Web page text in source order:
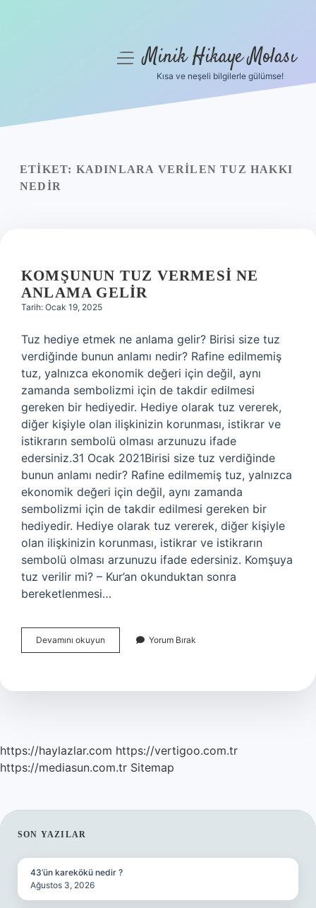
Yasal Uyarı
menüyüMinik Hikaye Molası
Kısa ve neşeli bilgilerle gülümse!
ETIKET: KADINLARA VERILEN TUZ HAKKI
NEDIR
KOMŞUNUN TUZ VERMESI NE
ANLAMA GELIR
Tarih: Ocak 19, 2025
Tuz hediye etmek ne anlama gelir? Birisi size tuz
verdiğinde bunun anlamı nedir? Rafine edilmemiş
tuz, yalnızca ekonomik değeri için değil, aynı
zamanda sembolizmi için de takdir edilmesi
gereken bir hediyedir. Hediye olarak tuz vererek,
diğer kişiyle olan ilişkinizin korunması, istikrar ve
istikrarın sembolü olması arzunuzu ifade
edersiniz.31 Ocak 2021Birisi size tuz verdiğinde
bunun anlamı nedir? Rafine edilmemiş tuz, yalnızca
ekonomik değeri için değil, aynı zamanda
sembolizmi için de takdir edilmesi gereken bir
hediyedir. Hediye olarak tuz vererek, diğer kişiyle
olan ilişkinizin korunması, istikrar ve istikrarın
sembolü olması arzunuzu ifade edersiniz. Komşuya
tuz verilir mi? – Kur’an okunduktan sonra
bereketlenmesi…
Devamını okuyun Komşunun
Tuz
Anlama
Yorum Bırak
https://haylazlar.com https://vertigoo.com.tr
https://mediasun.com.tr Sitemap
SIDEBAR
SON YAZILAR
43’ün karekökü nedir ?
Ağustos 3, 2026